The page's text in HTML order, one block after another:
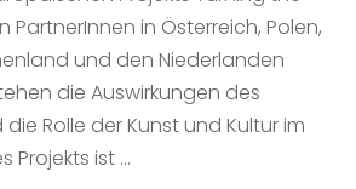
PartnerInnen in Österreich, Polen,
und den Niederlanden
die Auswirkungen des
Rolle der Kunst und Kultur im
Projekts ist …